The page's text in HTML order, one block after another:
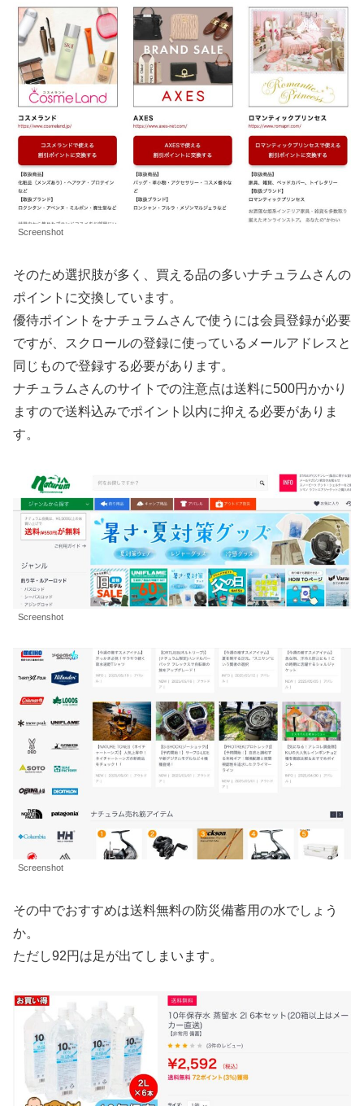
Screenshot
そのため選択肢が多く、買える品の多いナチュラムさんの
ポイントに交換しています。
優待ポイントをナチュラムさんで使うには会員登録が必要
ですが、スクロールの登録に使っているメールアドレスと
同じもので登録する必要があります。
ナチュラムさんのサイトでの注意点は送料に500円かかり
ますので送料込みでポイント以内に抑える必要がありま
す。
Screenshot
Screenshot
その中でおすすめは送料無料の防災備蓄用の水でしょう
か。
ただし92円は足が出てしまいます。